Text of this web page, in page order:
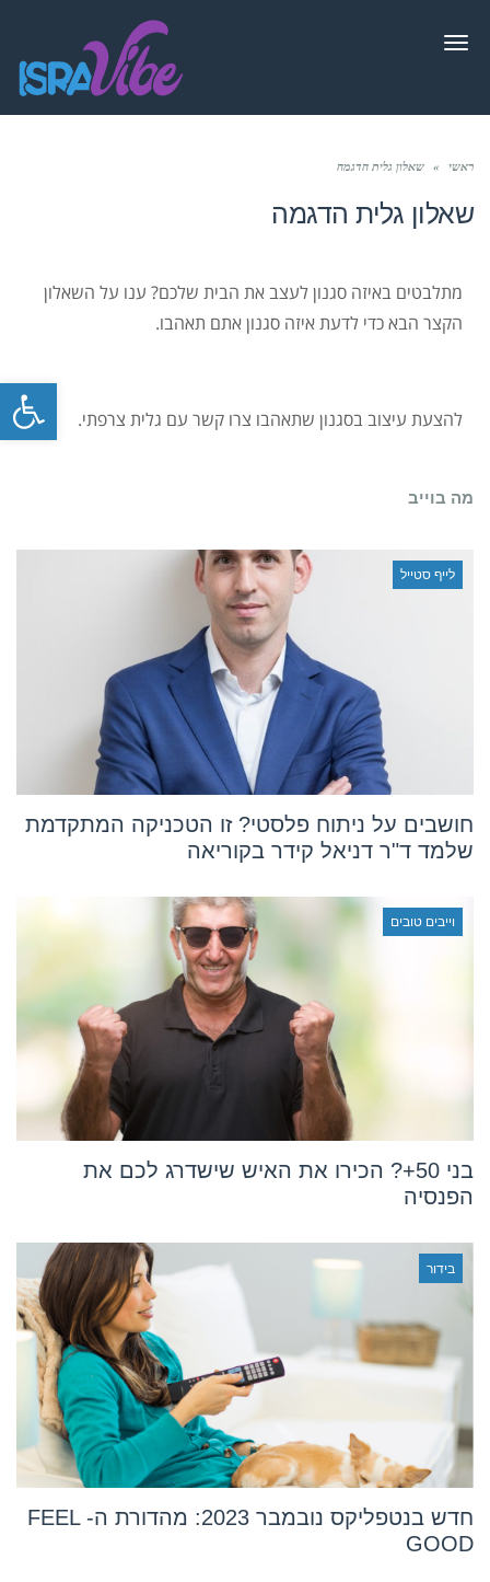
תפריט
ראשי » שאלון גלית הדגמה
שאלון גלית הדגמה
מתלבטים באיזה סגנון לעצב את הבית שלכם? ענו על השאלון
הקצר הבא כדי לדעת איזה סגנון אתם תאהבו.
להצעת עיצוב בסגנון שתאהבו צרו קשר עם גלית צרפתי.
מה בוייב
לייף סטייל
חושבים על ניתוח פלסטי? זו הטכניקה המתקדמת
שלמד ד"ר דניאל קידר בקוריאה
וייבים טובים
בני 50+? הכירו את האיש שישדרג לכם את
הפנסיה
בידור
חדש בנטפליקס נובמבר 2023: מהדורת ה- FEEL
GOOD
פתח